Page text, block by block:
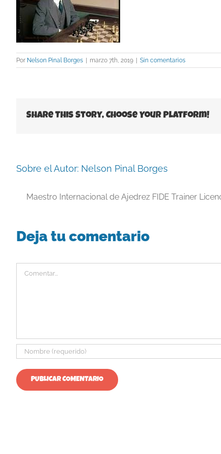
Por Nelson Pinal Borges | marzo 7th, 2019 | Sin comentarios
Share This Story, Choose Your Platform!
Sobre el Autor: Nelson Pinal Borges
Maestro Internacional de Ajedrez FIDE Trainer
Deja tu comentario